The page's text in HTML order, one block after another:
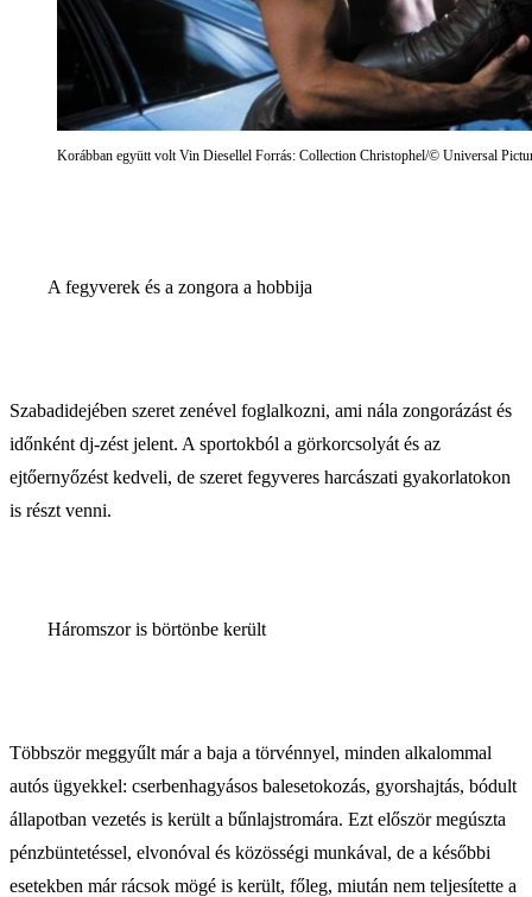
Korábban együtt volt Vin Diesellel Forrás: Collection Christophel/© Universal
A fegyverek és a zongora a hobbija
Szabadidejében szeret zenével foglalkozni, ami nála zongorázást és
időnként dj-zést jelent. A sportokból a görkorcsolyát és az
ejtőernyőzést kedveli, de szeret fegyveres harcászati gyakorlatokon
is részt venni.
Háromszor is börtönbe került
Többször meggyűlt már a baja a törvénnyel, minden alkalommal
autós ügyekkel: cserbenhagyásos balesetokozás, gyorshajtás, bódult
állapotban vezetés is került a bűnlajstromára. Ezt először megúszta
pénzbüntetéssel, elvonóval és közösségi munkával, de a későbbi
esetekben már rácsok mögé is került, főleg, miután nem teljesítette a